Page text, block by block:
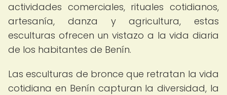
actividades comerciales, rituales cotidianos,
artesanía, danza y agricultura, estas
esculturas ofrecen un vistazo a la vida diaria
de los habitantes de Benín.
Las esculturas de bronce que retratan la vida
cotidiana en Benín capturan la diversidad, la